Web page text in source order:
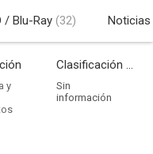
Estrenada
/ Blu-Ray (32) Noticias
y
Clasificación por edades
Sin
información